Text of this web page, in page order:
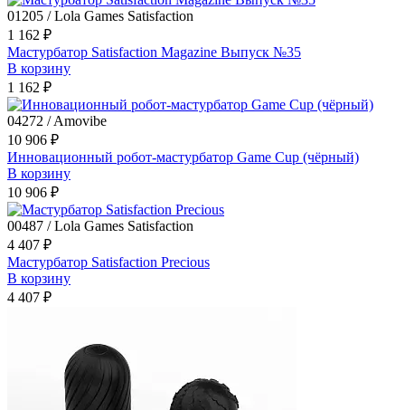
01205 / Lola Games Satisfaction
1 162 ₽
Мастурбатор Satisfaction Magazine Выпуск №35
В корзину
1 162 ₽
04272 / Amovibe
10 906 ₽
Инновационный робот-мастурбатор Game Cup (чёрный)
В корзину
10 906 ₽
00487 / Lola Games Satisfaction
4 407 ₽
Мастурбатор Satisfaction Precious
В корзину
4 407 ₽